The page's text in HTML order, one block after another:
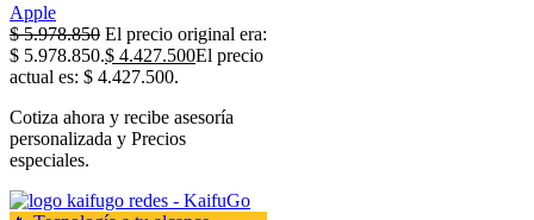
Apple
$5.978.850 El precio original era:
$ 5.978.850.$ 4.427.500El precio
actual es: $ 4.427.500.
Cotiza ahora y recibe asesoría
personalizada y Precios
especiales.